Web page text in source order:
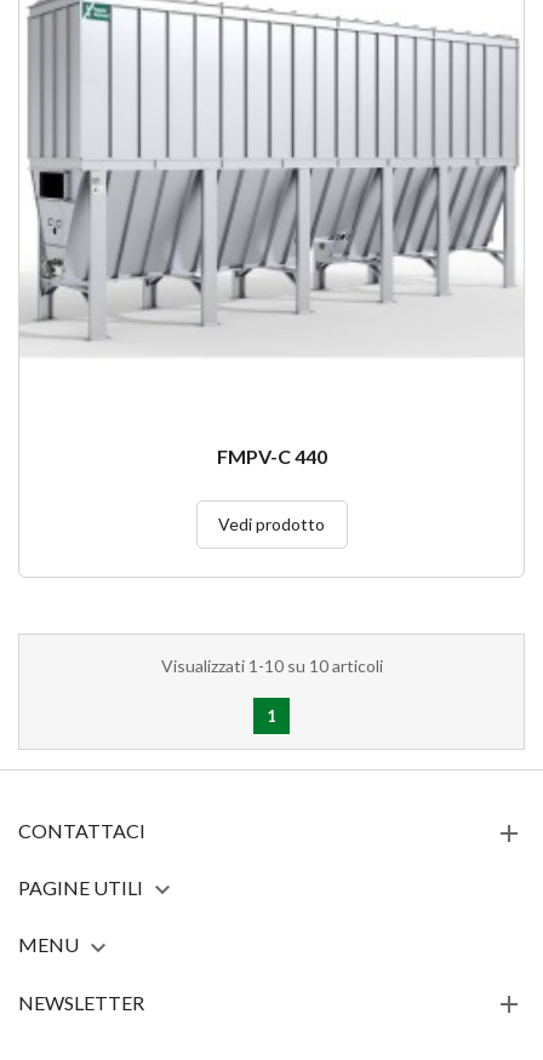
FMPV-C 440
Vedi prodotto
Visualizzati 1-10 su 10 articoli
1
CONTATTACI
PAGINE UTILI 
MENU 
NEWSLETTER